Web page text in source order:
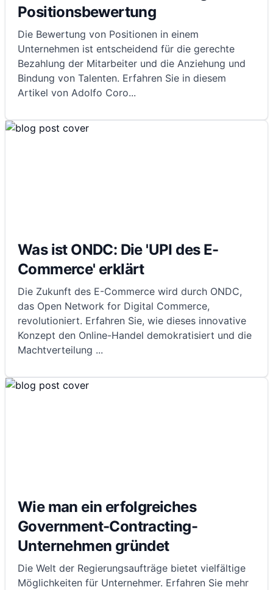
Positionsbewertung
Die Bewertung von Positionen in einem
Unternehmen ist entscheidend für die gerechte
Bezahlung der Mitarbeiter und die Anziehung und
Bindung von Talenten. Erfahren Sie in diesem
Artikel von Adolfo Coro...
Was ist ONDC: Die 'UPI des E-
Commerce' erklärt
Die Zukunft des E-Commerce wird durch ONDC,
das Open Network for Digital Commerce,
revolutioniert. Erfahren Sie, wie dieses innovative
Konzept den Online-Handel demokratisiert und die
Machtverteilung ...
Wie man ein erfolgreiches
Government-Contracting-
Unternehmen gründet
Die Welt der Regierungsaufträge bietet vielfältige
Möglichkeiten für Unternehmer. Erfahren Sie mehr